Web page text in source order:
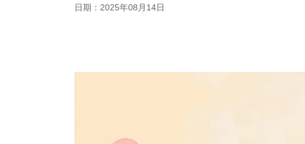
日期：2025年08月14日